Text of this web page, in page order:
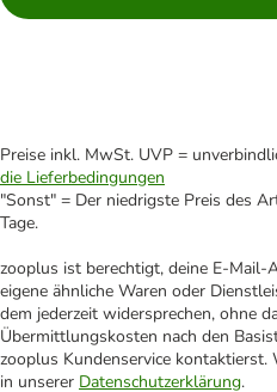
Preise inkl. MwSt. UVP =
die Lieferbedingungen
"Sonst" = Der niedrigste Preis des
Tage.
zooplus ist berechtigt, deine E-
eigene ähnliche Waren oder
dem jederzeit widersprechen, ohne
Übermittlungskosten nach den
zooplus Kundenservice
in unserer Datenschutzerklärung.